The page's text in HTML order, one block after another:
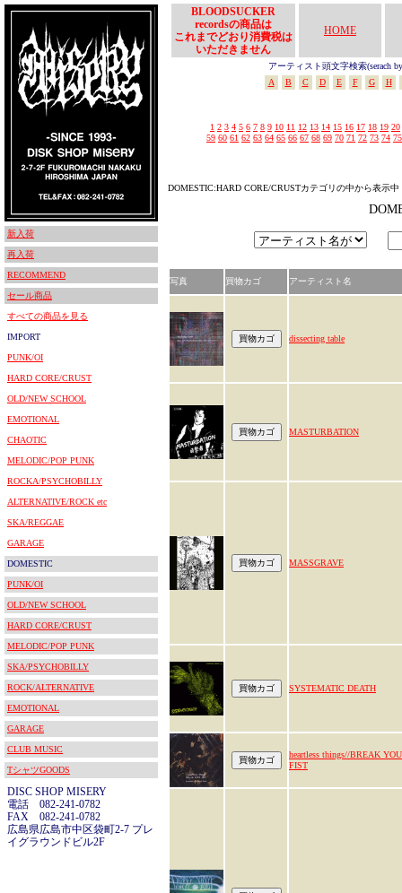
新入荷
再入荷
RECOMMEND
セール商品
すべての商品を見る
IMPORT
PUNK/OI
HARD CORE/CRUST
OLD/NEW SCHOOL
EMOTIONAL
CHAOTIC
MELODIC/POP PUNK
ROCKA/PSYCHOBILLY
ALTERNATIVE/ROCK etc
SKA/REGGAE
GARAGE
DOMESTIC
PUNK/OI
OLD/NEW SCHOOL
HARD CORE/CRUST
MELODIC/POP PUNK
SKA/PSYCHOBILLY
ROCK/ALTERNATIVE
EMOTIONAL
GARAGE
CLUB MUSIC
TシャツGOODS
DISC SHOP MISERY
電話 082-241-0782
FAX 082-241-0782
広島県広島市中区袋町2-7 プレ
イグラウンドビル2F
BLOODSUCKER
recordsの商品は
これまでどおり消費税は
いただきません
HOME
アーティスト頭文字検索(serach
A
B C D E F G H
1 2 3 4 5 6 7 8 9 10 11 12 13 14 15 16 17 18 19 20
59 60 61 62 63 64 65 66 67 68 69 70 71 72 73 74 75
DOMESTIC:HARD CORE/CRUSTカテゴリの中から表示中
写真 買物カゴ アーティスト名
dissecting table
MASTURBATION
MASSGRAVE
SYSTEMATIC DEATH
heartless things//BREAK
FIST